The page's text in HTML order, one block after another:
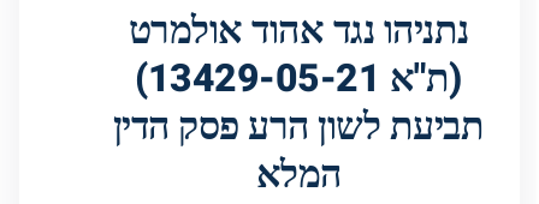
נתניהו נגד אהוד אולמרט
(ת"א 13429-05-21)
תביעת לשון הרע פסק הדין
המלא